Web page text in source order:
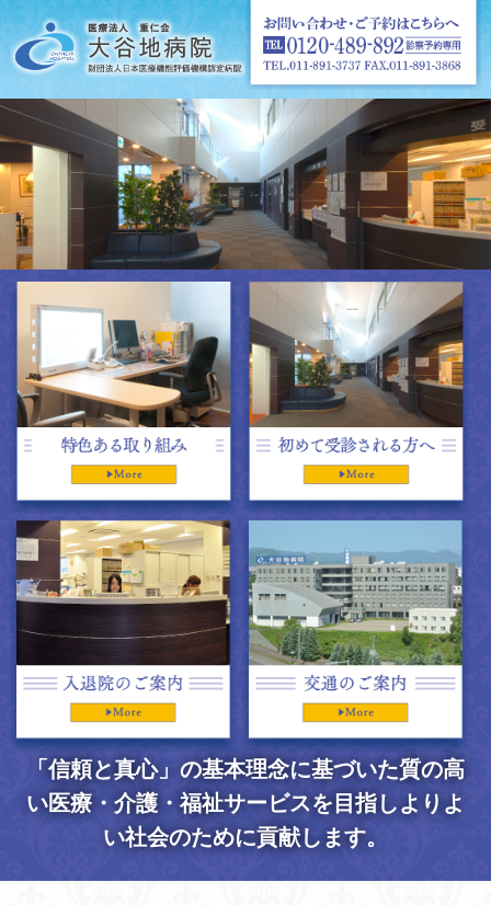
「信頼と真心」の基本理念に基づいた質の高
い医療・介護・福祉サービスを目指しよりよ
い社会のために貢献します。